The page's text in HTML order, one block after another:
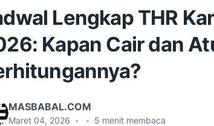
Lengkap THR
Kapan Cair dan
MASBABAL.COM
Maret 04, 2026 • • 5 menit membaca